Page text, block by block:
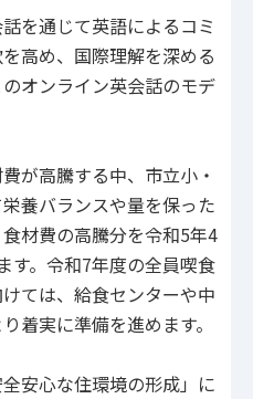
を通じて英語によるコミ
高め、国際理解を深める
オンライン英会話のモデ
が高騰する中、市立小・
養バランスや量を保った
材費の高騰分を令和5年4
す。令和7年度の全員喫食
ては、給食センターや中
着実に準備を進めます。
安心な住環境の形成」に